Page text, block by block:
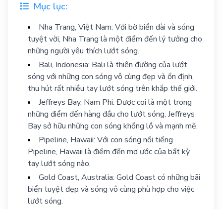
Mục lục:
Nha Trang, Việt Nam: Với bờ biển dài và sóng
tuyệt vời, Nha Trang là một điểm đến lý tưởng cho
những người yêu thích lướt sóng.
Bali, Indonesia: Bali là thiên đường của lướt
sóng với những con sóng vô cùng đẹp và ổn định,
thu hút rất nhiều tay lướt sóng trên khắp thế giới.
Jeffreys Bay, Nam Phi: Được coi là một trong
những điểm đến hàng đầu cho lướt sóng, Jeffreys
Bay sở hữu những con sóng khổng lồ và mạnh mẽ.
Pipeline, Hawaii: Với con sóng nổi tiếng
Pipeline, Hawaii là điểm đến mơ ước của bất kỳ
tay lướt sóng nào.
Gold Coast, Australia: Gold Coast có những bãi
biển tuyệt đẹp và sóng vô cùng phù hợp cho việc
lướt sóng.